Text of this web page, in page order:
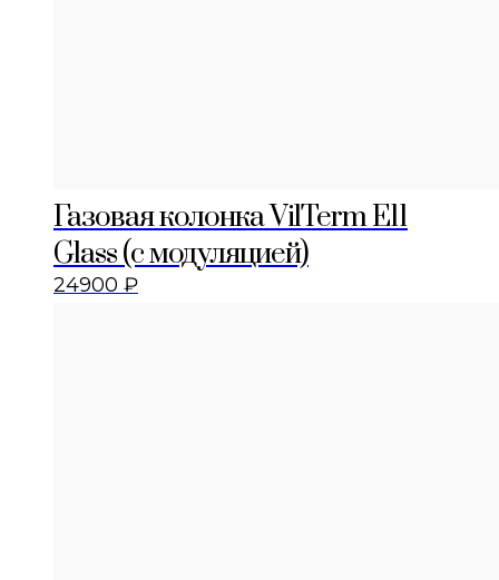
Газовая колонка VilTerm E11
Glass (с модуляцией)
24900 ₽